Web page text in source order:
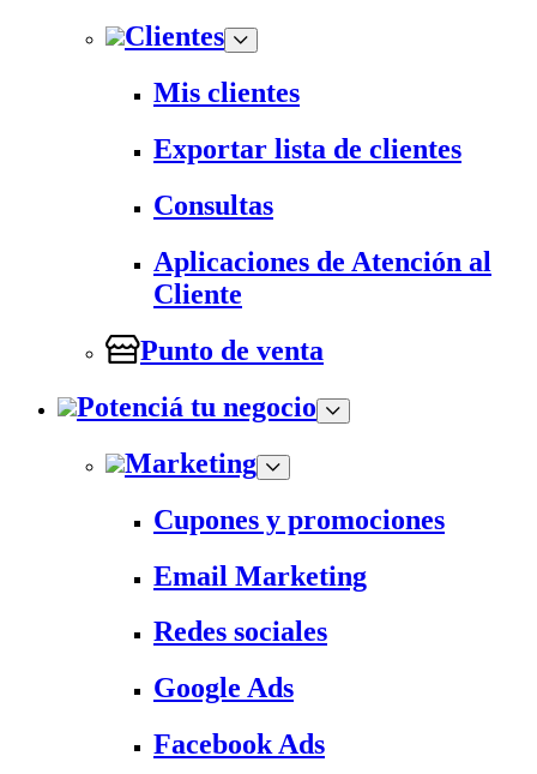
Clientes
Mis clientes
Exportar lista de clientes
Consultas
Aplicaciones de Atención al
Cliente
Punto de venta
Potenciá tu negocio
Marketing
Cupones y promociones
Email Marketing
Redes sociales
Google Ads
Facebook Ads